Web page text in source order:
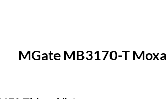
MGate MB3170-T Moxa